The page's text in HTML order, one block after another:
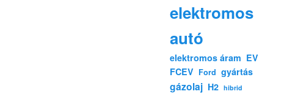
elektromos
autó
elektromos áram EV
FCEV Ford gyártás
gázolaj H2 hibrid